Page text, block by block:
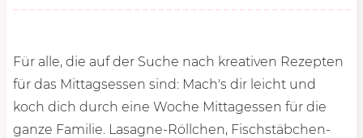
Für alle, die auf der Suche nach kreativen Rezepten
für das Mittagsessen sind: Mach's dir leicht und
koch dich durch eine Woche Mittagessen für die
ganze Familie. Lasagne-Röllchen, Fischstäbchen-